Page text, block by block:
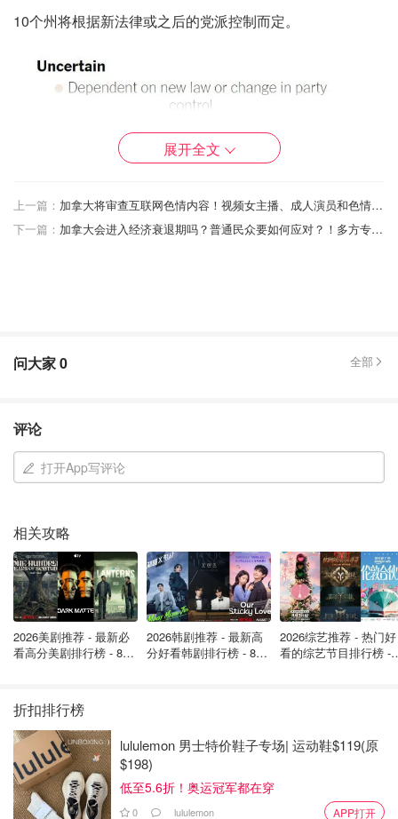
10个州将根据新法律或之后的党派控制而定。
另有20个州和DC保护孕妇堕胎权，可以合法堕胎。
展开全文
上一篇：
加拿大将审查互联网色情内容！视频女主播、成人演员和色情生产商受重创！
下一篇：
加拿大会进入经济衰退期吗？普通民众要如何应对？！多方专家评论建议！
问大家0 全部
评论
打开App写评论
相关攻略
2026美剧推荐 - 最新必
看高分美剧排行榜 - 8月
2026韩剧推荐 - 最新高
分好看韩剧排行榜 - 8月
2026综艺推荐 - 热门好
看的综艺节目排行榜 -
折扣排行榜
lululemon 男士特价鞋子专场| 运动鞋$119(原
$198)
低至5.6折！奥运冠军都在穿
0 lululemon APP打开